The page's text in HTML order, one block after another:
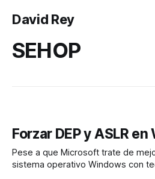
David Rey
SEHOP
Forzar DEP y ASLR
Pese a que Microsoft trate de
sistema operativo Windows con